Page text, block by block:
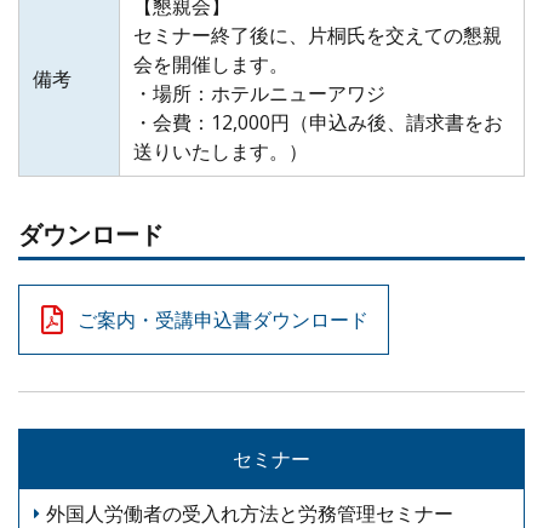
備考
【懇親会】
セミナー終了後に、片桐氏を交えての懇親
会を開催します。
・場所：ホテルニューアワジ
・会費：12,000円（申込み後、請求書をお
送りいたします。）
ダウンロード
ご案内・受講申込書ダウンロード
セミナー
外国人労働者の受入れ方法と労務管理セミナー